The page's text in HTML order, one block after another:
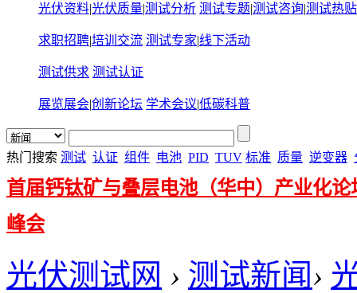
光伏资料|光伏质量|测试分析 测试专题|测试咨询|测试热贴
求职招聘|培训交流 测试专家|线下活动
测试供求 测试认证
展览展会|创新论坛 学术会议|低碳科普
热门搜索 测试 认证 组件 电池 PID TUV 标准 质量 逆变器
首届钙钛矿与叠层电池（华中）产业化论
峰会
光伏测试网 › 测试新闻›